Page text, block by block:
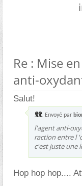
Re : Mise
anti-
Salut!
Envoyé par
l'agent anti-
raction entre l
c'est juste une
Hop hop hop....